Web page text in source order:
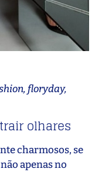
floryday,
olhares
charmosos, se
apenas no